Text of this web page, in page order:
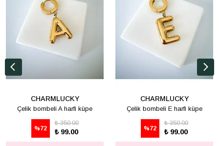
CHARMLUCKY
Çelik bombeli A harfi küpe
%72
₺ 350.00
₺ 99.00
CHARMLUCKY
Çelik bombeli E harfi küpe
%72
₺ 350.00
₺ 99.00